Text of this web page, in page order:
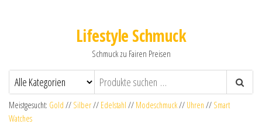
Lifestyle Schmuck
Schmuck zu Fairen Preisen
Meistgesucht: Gold // Silber// Edelstahl // Modeschmuck// Uhren // Smart
Watches